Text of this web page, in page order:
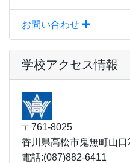
お問い合わせ
学校アクセス情報
〒761-8025
香川県高松市鬼無町山口
電話:(087)882-6411